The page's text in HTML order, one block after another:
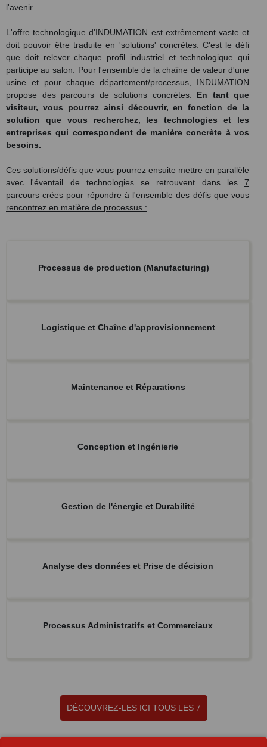
l'avenir.
L'offre technologique d'INDUMATION est extrêmement vaste et
doit pouvoir être traduite en 'solutions' concrètes. C'est le défi
que doit relever chaque profil industriel et technologique qui
participe au salon. Pour l'ensemble de la chaîne de valeur d'une
usine et pour chaque département/processus, INDUMATION
propose des parcours de solutions concrètes. En tant que
visiteur, vous pourrez ainsi découvrir, en fonction de la
solution que vous recherchez, les technologies et les
entreprises qui correspondent de manière concrète à vos
besoins.
Ces solutions/défis que vous pourrez ensuite mettre en parallèle
avec l'éventail de technologies se retrouvent dans les 7
parcours crées pour répondre à l'ensemble des défis que vous
rencontrez en matière de processus :
Processus de production (Manufacturing)
Logistique et Chaîne d'approvisionnement
Maintenance et Réparations
Conception et Ingénierie
Gestion de l'énergie et Durabilité
Analyse des données et Prise de décision
Processus Administratifs et Commerciaux
DÉCOUVREZ-LES ICI TOUS LES 7